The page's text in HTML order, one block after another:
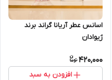
اسانس عطر آریانا گراند برند
ژیوادان
420,000
افزودن به سبد